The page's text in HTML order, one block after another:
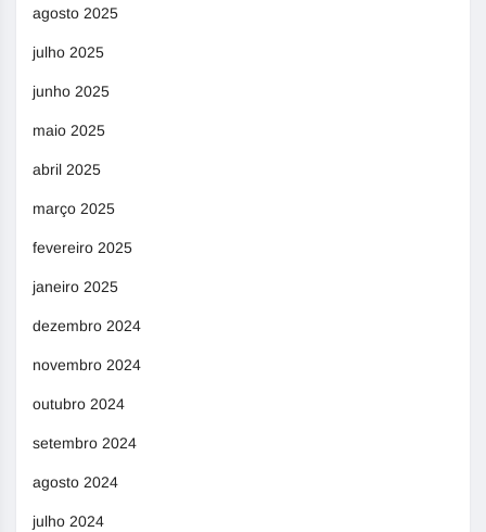
agosto 2025
julho 2025
junho 2025
maio 2025
abril 2025
março 2025
fevereiro 2025
janeiro 2025
dezembro 2024
novembro 2024
outubro 2024
setembro 2024
agosto 2024
julho 2024